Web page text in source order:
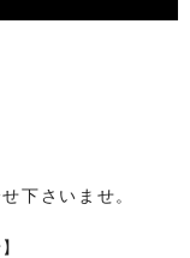
下さいませ。